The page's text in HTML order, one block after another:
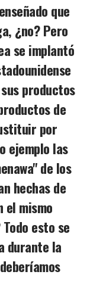
que
¿no? Pero
se implantó
productos
de
por
ejemplo las
de los
hechas de
el mismo
esto se
durante la